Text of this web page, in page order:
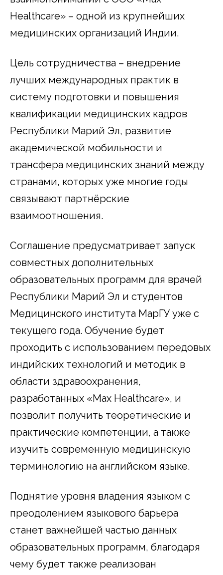
Healthcare» – одной из крупнейших
медицинских организаций Индии.
Цель сотрудничества – внедрение
лучших международных практик в
систему подготовки и повышения
квалификации медицинских кадров
Республики Марий Эл, развитие
академической мобильности и
трансфера медицинских знаний между
странами, которых уже многие годы
связывают партнёрские
взаимоотношения.
Соглашение предусматривает запуск
совместных дополнительных
образовательных программ для врачей
Республики Марий Эл и студентов
Медицинского института МарГУ уже с
текущего года. Обучение будет
проходить с использованием передовых
индийских технологий и методик в
области здравоохранения,
разработанных «Max Healthcare», и
позволит получить теоретические и
практические компетенции, а также
изучить современную медицинскую
терминологию на английском языке.
Поднятие уровня владения языком с
преодолением языкового барьера
станет важнейшей частью данных
образовательных программ, благодаря
чему будет также реализован